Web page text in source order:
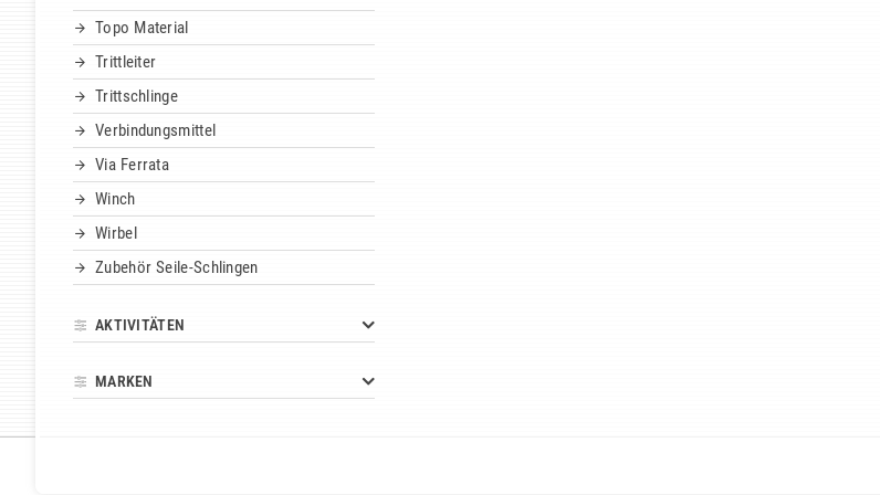
Topo Material
Trittleiter
Trittschlinge
Verbindungsmittel
Via Ferrata
Winch
Wirbel
Zubehör Seile-Schlingen
AKTIVITÄTEN
MARKEN